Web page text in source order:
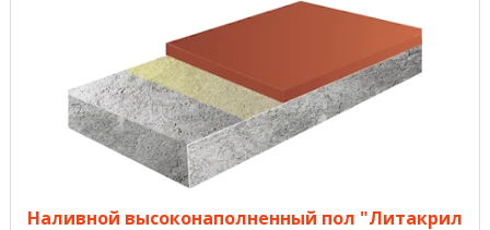
Наливной высоконаполненный пол "Литакрил